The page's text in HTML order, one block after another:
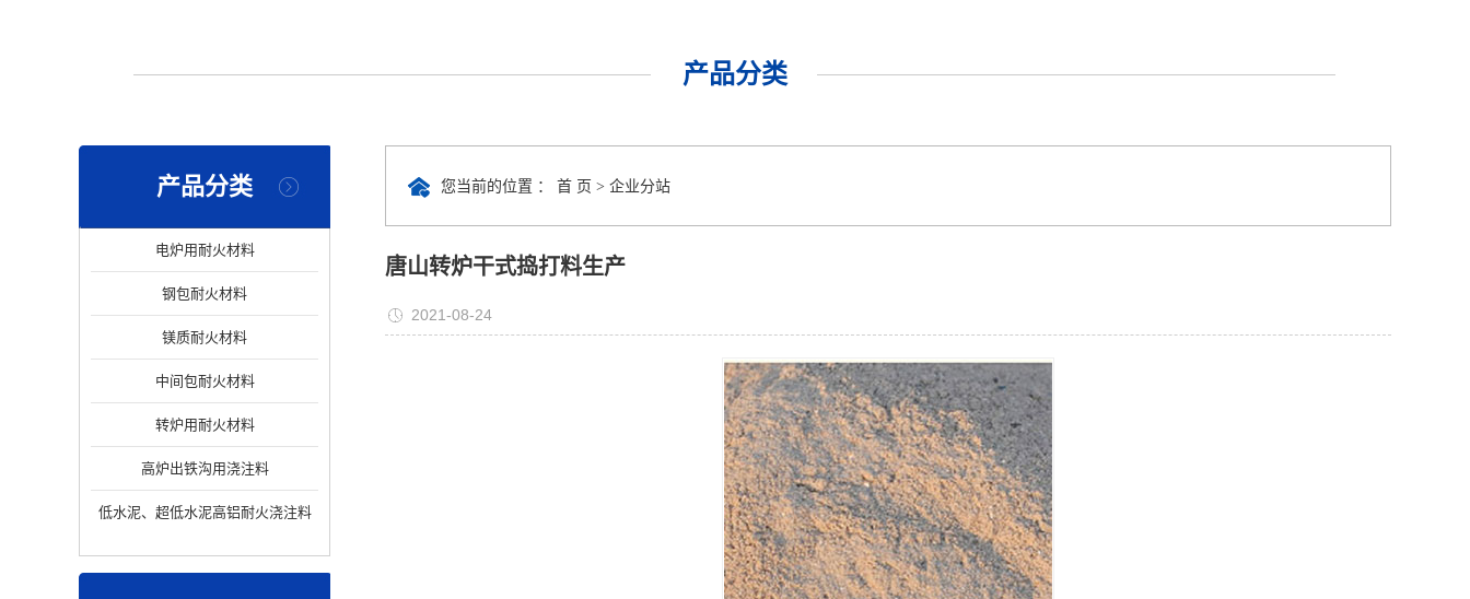
产品分类
产品分类
电炉用耐火材料
钢包耐火材料
镁质耐火材料
中间包耐火材料
转炉用耐火材料
高炉出铁沟用浇注料
低水泥、超低水泥高铝耐火浇注料
您当前的位置 ： 首 页 > 企业分站
唐山转炉干式捣打料生产
2021-08-24